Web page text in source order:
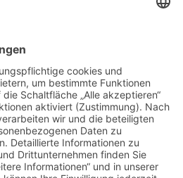
Traumjob suchen oder dich mit einer